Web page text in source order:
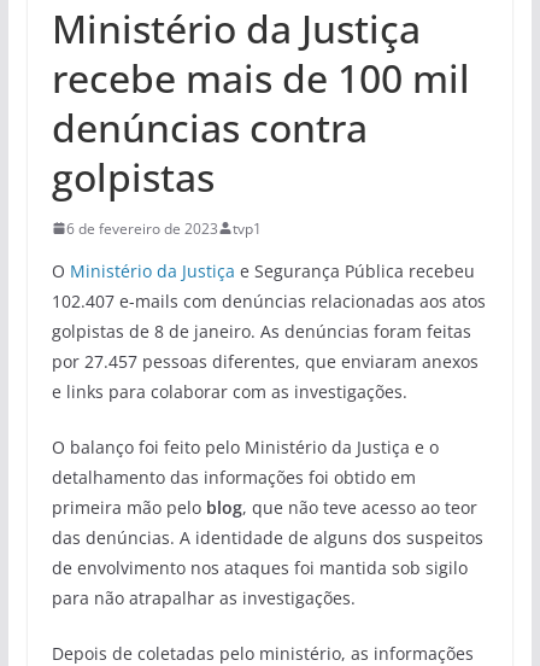
Ministério da Justiça
recebe mais de 100 mil
denúncias contra
golpistas
6 de fevereiro de 2023 tvp1
O Ministério da Justiça e Segurança Pública recebeu
102.407 e-mails com denúncias relacionadas aos atos
golpistas de 8 de janeiro. As denúncias foram feitas
por 27.457 pessoas diferentes, que enviaram anexos
e links para colaborar com as investigações.
O balanço foi feito pelo Ministério da Justiça e o
detalhamento das informações foi obtido em
primeira mão pelo blog, que não teve acesso ao teor
das denúncias. A identidade de alguns dos suspeitos
de envolvimento nos ataques foi mantida sob sigilo
para não atrapalhar as investigações.
Depois de coletadas pelo ministério, as informações